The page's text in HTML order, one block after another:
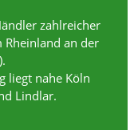
zahlreicher
an der
liegt nahe Köln
Lindlar.